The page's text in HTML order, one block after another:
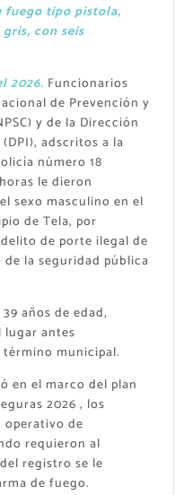
fuego tipo pistola,
con seis
2026. Funcionarios
de Prevención y
y de la Dirección
adscritos a la
número 18
le dieron
sexo masculino en el
de Tela, por
de porte ilegal de
la seguridad pública
años de edad,
antes
municipal.
en el marco del plan
2026 , los
de
requieron al
registro se le
de fuego.